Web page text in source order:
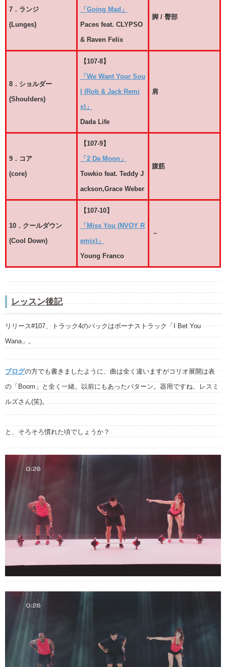
7．ランジ
(Lunges)
「Going Mad」
Paces feat. CLYPSO
& Raven Felix
脚 / 臀部
8．ショルダー
(Shoulders)
【107-8】
「We Want Your Sou
l (Rob & Jack Remi
x)」
Dada Life
肩
9．コア
(core)
【107-9】
「2 Da Moon」
Towkio feat. Teddy J
ackson,Grace Weber
腹筋
10．クールダウン
(Cool Down)
【107-10】
「Miss You (NVOY R
emix)」
Young Franco
－
レッスン後記
リリース#107、トラック4のバックはボーナストラック「I Bet You
Wana」。
ブログの方でも書きましたように、曲は全く違いますがコリオ展開は表
の「Boom」と全く一緒。以前にもあったパターン。器用ですね、レスミ
ルズさん(笑)。
と、そろそろ慣れた頃でしょうか？